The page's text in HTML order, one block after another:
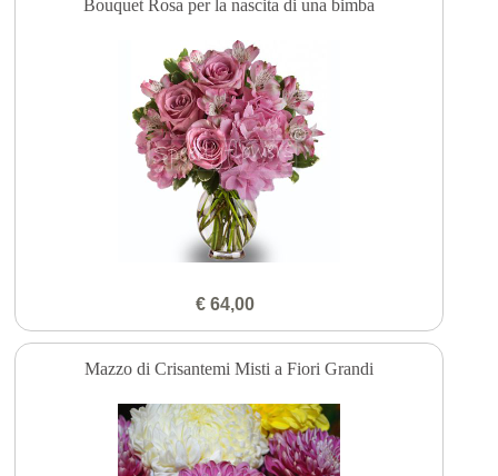
Bouquet Rosa per la nascita di una bimba
€ 64,00
Mazzo di Crisantemi Misti a Fiori Grandi